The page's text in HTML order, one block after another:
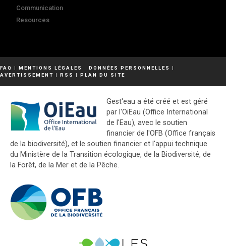
Communication
Resources
FAQ | MENTIONS LÉGALES | DONNÉES PERSONNELLES
|
AVERTISSEMENT | RSS | PLAN DU SITE
Gest'eau a été créé et est géré
par l'OiEau (Office International
de l'Eau), avec le soutien
financier de l'OFB (Office français
de la biodiversité), et le soutien financier et l'appui technique
du Ministère de la Transition écologique, de la Biodiversité, de
la Forêt, de la Mer et de la Pêche.